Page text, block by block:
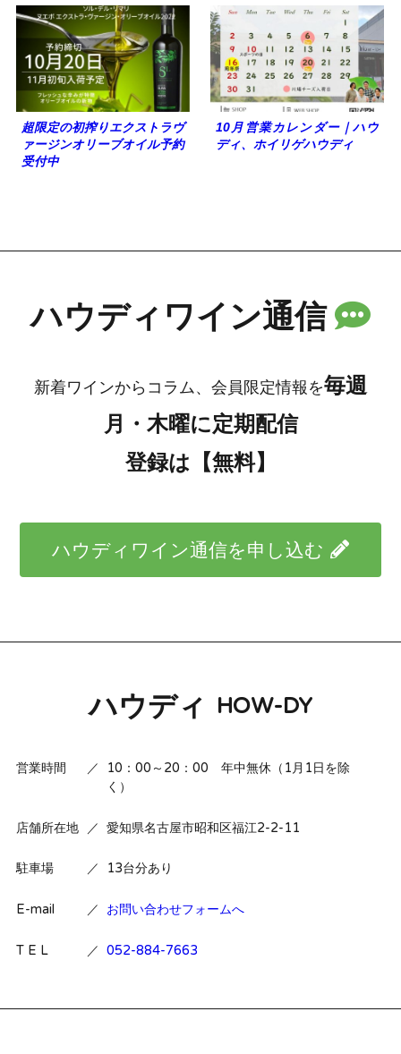
超限定の初搾りエクストラヴ
ァージンオリーブオイル予約
受付中
10月営業カレンダー｜ハウ
ディ、ホイリゲハウディ
ハウディワイン通信
新着ワインからコラム、会員限定情報を毎週
月・木曜に定期配信
登録は【無料】
ハウディワイン通信を申し込む
ハウディ HOW-DY
営業時間 ／
10：00～20：00 年中無休（1月1日を除
く）
店舗所在地 ／ 愛知県名古屋市昭和区福江2-2-11
駐車場 ／ 13台分あり
E-mail ／ お問い合わせフォームへ
T E L ／ 052-884-7663